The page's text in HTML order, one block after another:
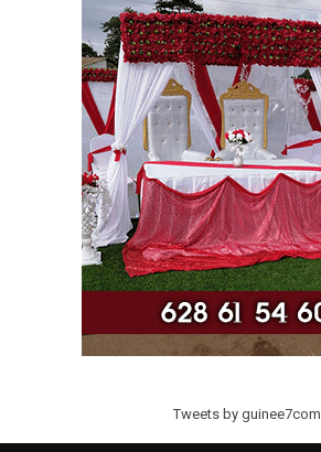
Tweets by guinee7com